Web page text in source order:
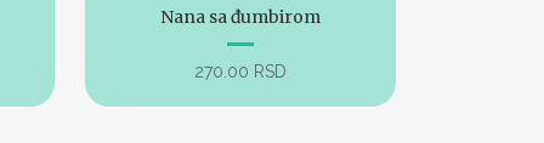
Nana sa đumbirom
270.00 RSD